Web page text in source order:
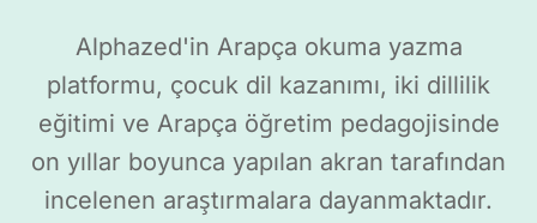
Alphazed'in Arapça okuma yazma
platformu, çocuk dil kazanımı, iki dillilik
eğitimi ve Arapça öğretim pedagojisinde
on yıllar boyunca yapılan akran tarafından
incelenen araştırmalara dayanmaktadır.